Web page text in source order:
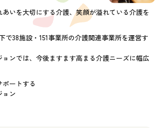
いを大切にする介護、笑顔が溢れている介護を
で38施設・151事業所の介護関連事業所を運営す
ンでは、今後ますます高まる介護ニーズに幅広
ートする
ョン